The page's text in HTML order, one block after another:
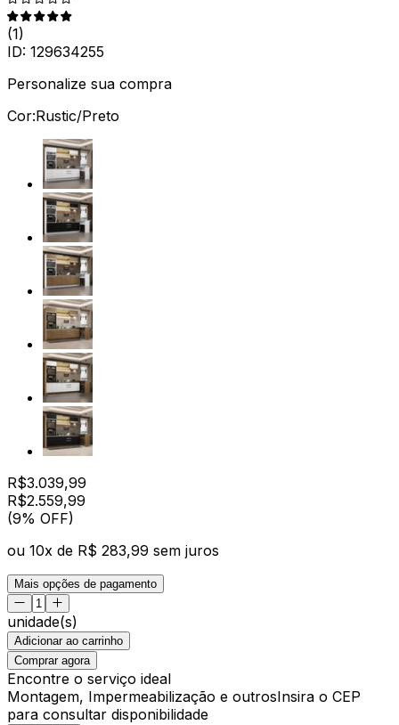
(1)
ID: 129634255
Personalize sua compra
Cor:Rustic/Preto
R$3.039,99
R$2.559,99
(9% OFF)
ou 10x de R$ 283,99 sem juros
Mais opções de pagamento
unidade(s)
Adicionar ao carrinho
Comprar agora
Encontre o serviço ideal
Montagem, Impermeabilização e outrosInsira o CEP
para consultar disponibilidade